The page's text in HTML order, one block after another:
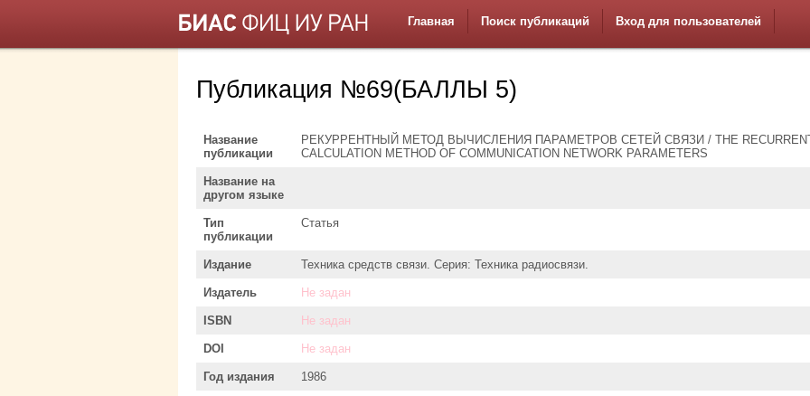
Главная Поиск публикаций Вход для пользователей
Публикация №69(БАЛЛЫ 5)
Название
публикации
РЕКУРРЕНТНЫЙ МЕТОД ВЫЧИСЛЕНИЯ ПАРАМЕТРОВ СЕТЕЙ СВЯЗИ / THE
CALCULATION METHOD OF COMMUNICATION NETWORK PARAMETERS
Название на
другом языке
Тип
публикации
Статья
Издание Техника средств связи. Серия: Техника радиосвязи.
Издатель Не задан
ISBN Не задан
DOI Не задан
Год издания 1986